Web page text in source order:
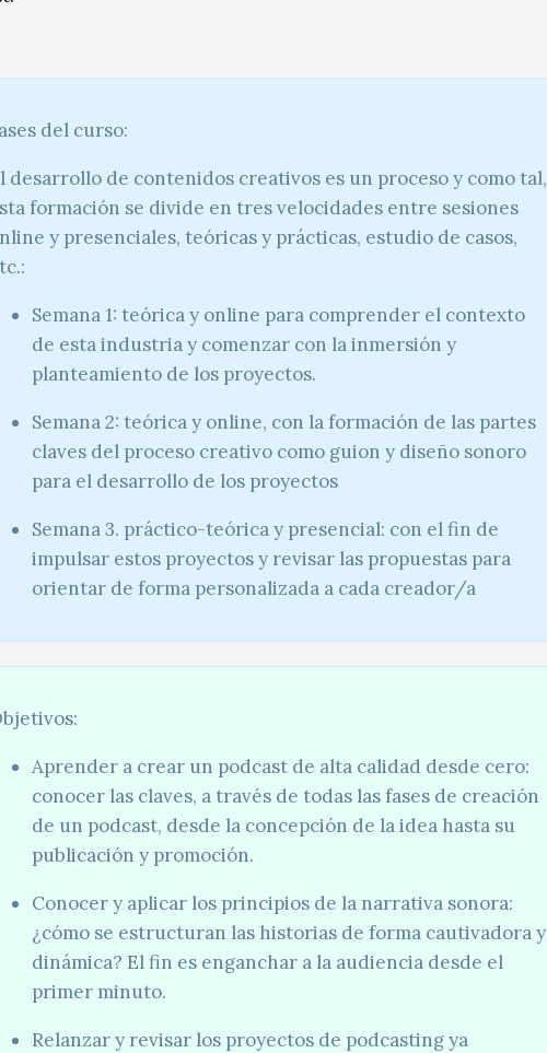
del curso:
desarrollo de contenidos creativos es un proceso y como tal,
formación se divide en tres velocidades entre sesiones
y presenciales, teóricas y prácticas, estudio de casos,
Semana 1: teórica y online para comprender el contexto
de esta industria y comenzar con la inmersión y
planteamiento de los proyectos.
Semana 2: teórica y online, con la formación de las partes
claves del proceso creativo como guion y diseño sonoro
para el desarrollo de los proyectos
Semana 3. práctico-teórica y presencial: con el fin de
impulsar estos proyectos y revisar las propuestas para
orientar de forma personalizada a cada creador/a
Aprender a crear un podcast de alta calidad desde cero:
conocer las claves, a través de todas las fases de creación
de un podcast, desde la concepción de la idea hasta su
publicación y promoción.
Conocer y aplicar los principios de la narrativa sonora:
¿cómo se estructuran las historias de forma cautivadora y
dinámica? El fin es enganchar a la audiencia desde el
primer minuto.
Relanzar y revisar los proyectos de podcasting ya